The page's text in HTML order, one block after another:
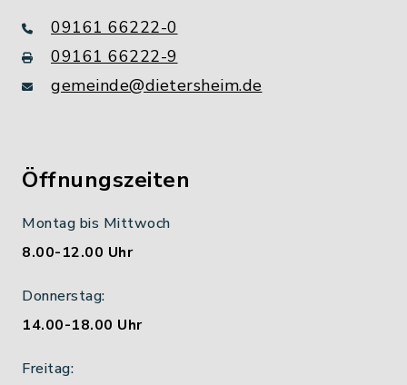
09161 66222-0
09161 66222-9
gemeinde@dietersheim.de
Öffnungszeiten
Montag bis Mittwoch
8.00-12.00 Uhr
Donnerstag:
14.00-18.00 Uhr
Freitag: